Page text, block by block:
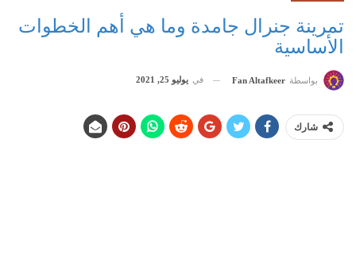
تمرينة جنرال جامدة وما هي أهم الخطوات
الأساسية
بواسطة Fan Altafkeer في يوليو 25, 2021
شارك